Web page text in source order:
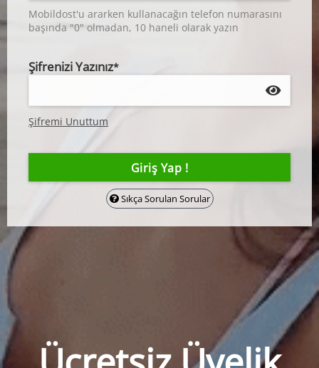
Mobildost'u ararken kullanacağın telefon numarasını
başında "0" olmadan, 10 haneli olarak yazın
Şifrenizi Yazınız*
Şifremi Unuttum
Sıkça Sorulan Sorular